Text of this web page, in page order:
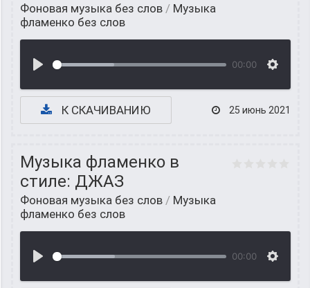
Фоновая музыка без слов / Музыка
фламенко без слов
00:00
К СКАЧИВАНИЮ 25 июнь 2021
Музыка фламенко в
стиле: ДЖАЗ
Фоновая музыка без слов / Музыка
фламенко без слов
00:00